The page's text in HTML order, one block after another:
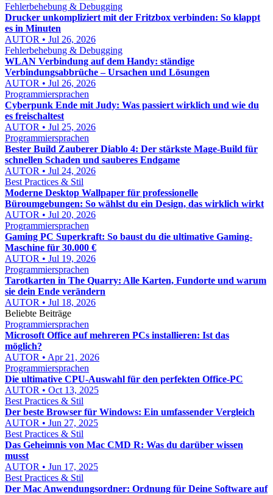
Fehlerbehebung & Debugging
Drucker unkompliziert mit der Fritzbox verbinden: So klappt
es in Minuten
AUTOR • Jul 26, 2026
Fehlerbehebung & Debugging
WLAN Verbindung auf dem Handy: ständige
Verbindungsabbrüche – Ursachen und Lösungen
AUTOR • Jul 26, 2026
Programmiersprachen
Cyberpunk Ende mit Judy: Was passiert wirklich und wie du
es freischaltest
AUTOR • Jul 25, 2026
Programmiersprachen
Bester Build Zauberer Diablo 4: Der stärkste Mage-Build für
schnellen Schaden und sauberes Endgame
AUTOR • Jul 24, 2026
Best Practices & Stil
Moderne Desktop Wallpaper für professionelle
Büroumgebungen: So wählst du ein Design, das wirklich wirkt
AUTOR • Jul 20, 2026
Programmiersprachen
Gaming PC Superkraft: So baust du die ultimative Gaming-
Maschine für 30.000 €
AUTOR • Jul 19, 2026
Programmiersprachen
Tarotkarten in The Quarry: Alle Karten, Fundorte und warum
sie dein Ende verändern
AUTOR • Jul 18, 2026
Beliebte Beiträge
Programmiersprachen
Microsoft Office auf mehreren PCs installieren: Ist das
möglich?
AUTOR • Apr 21, 2026
Programmiersprachen
Die ultimative CPU-Auswahl für den perfekten Office-PC
AUTOR • Oct 13, 2025
Best Practices & Stil
Der beste Browser für Windows: Ein umfassender Vergleich
AUTOR • Jun 27, 2025
Best Practices & Stil
Das Geheimnis von Mac CMD R: Was du darüber wissen
musst
AUTOR • Jun 17, 2025
Best Practices & Stil
Der Mac Anwendungsordner: Ordnung für Deine Software auf